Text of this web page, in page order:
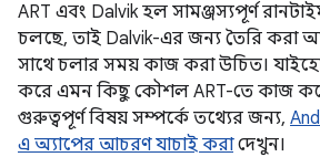
ART এবং Dalvik হল সামঞ্জস্যপূর্ণ
চলছে, তাই Dalvik-এর জন্য তৈরি করা
সাথে চলার সময় কাজ করা উচিত।
করে এমন কিছু কৌশল ART-তে কাজ
গুরুত্বপূর্ণ বিষয় সম্পর্কে তথ্যের জন্য,
এ অ্যাপের আচরণ যাচাই করাদেখুন।